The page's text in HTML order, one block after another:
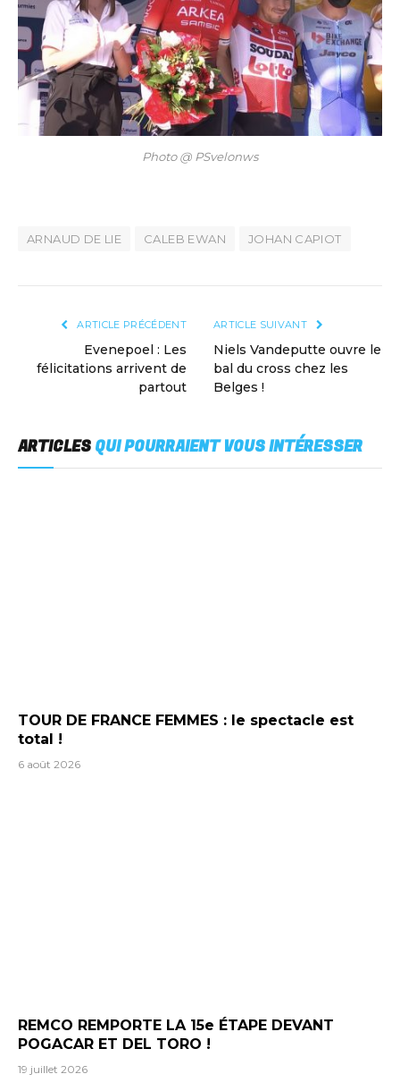
Photo @ PSvelonws
ARNAUD DE LIE CALEB EWAN JOHAN CAPIOT
ARTICLE PRÉCÉDENT
Evenepoel : Les
félicitations arrivent de
partout
ARTICLE SUIVANT
Niels Vandeputte ouvre le
bal du cross chez les
Belges !
ARTICLES QUI POURRAIENT VOUS INTÉRESSER
TOUR DE FRANCE FEMMES : le spectacle est
total !
6 août 2026
REMCO REMPORTE LA 15e ÉTAPE DEVANT
POGACAR ET DEL TORO !
19 juillet 2026